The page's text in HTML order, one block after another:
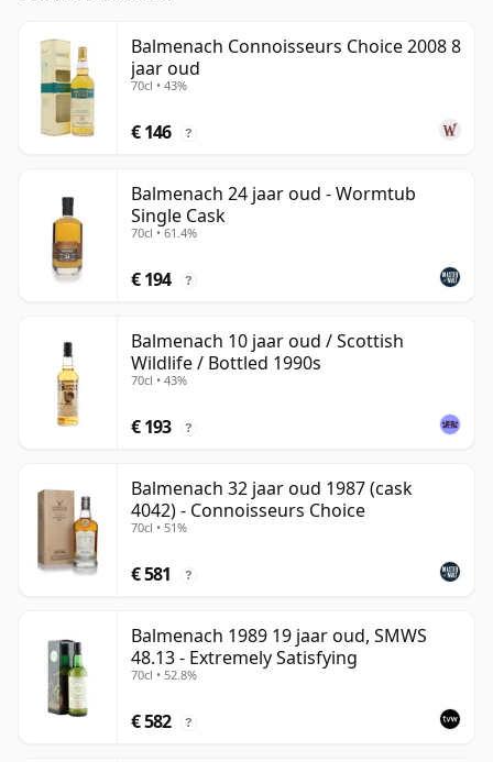
Balmenach Connoisseurs Choice 2008 8
jaar oud
70cl • 43%
€ 146 ?
Balmenach 24 jaar oud - Wormtub
Single Cask
70cl • 61.4%
€ 194 ?
Balmenach 10 jaar oud / Scottish
Wildlife / Bottled 1990s
70cl • 43%
€ 193 ?
Balmenach 32 jaar oud 1987 (cask
4042) - Connoisseurs Choice
70cl • 51%
€ 581 ?
Balmenach 1989 19 jaar oud, SMWS
48.13 - Extremely Satisfying
70cl • 52.8%
€ 582 ?